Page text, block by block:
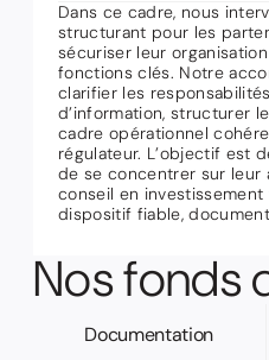
Dans ce cadre, nous
structurant pour les
sécuriser leur
fonctions clés. Notre
clarifier les
d’information, structurer
cadre opérationnel
régulateur. L’objectif est
de se concentrer sur leur
conseil en
dispositif fiable,
Nos fonds
Documentation